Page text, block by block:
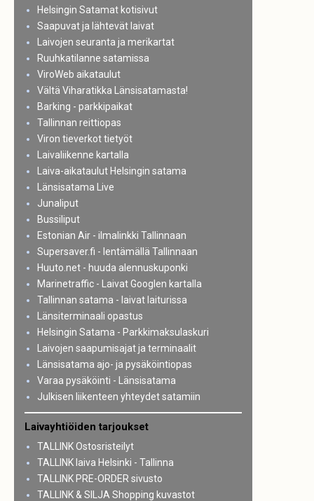
Helsingin Satamat kotisivut
Saapuvat ja lähtevät laivat
Laivojen seuranta ja merikartat
Ruuhkatilanne satamissa
ViroWeb aikataulut
Vältä Viharatikka Länsisatamasta!
Barking - parkkipaikat
Tallinnan reittiopas
Viron tieverkot tietyöt
Laivaliikenne kartalla
Laiva-aikataulut Helsingin satama
Länsisatama Live
Junaliput
Bussiliput
Estonian Air - ilmalinkki Tallinnaan
Supersaver.fi - lentämällä Tallinnaan
Huuto.net - huuda alennuskuponki
Marinetraffic - Laivat Googlen kartalla
Tallinnan satama - laivat laiturissa
Länsiterminaali opastus
Helsingin Satama - Parkkimaksulaskuri
Laivojen saapumisajat ja terminaalit
Länsisatama ajo- ja pysäköintiopas
Varaa pysäköinti - Länsisatama
Julkisen liikenteen yhteydet satamiin
Laivayhtiöiden tarjoukset
TALLINK Ostosristeilyt
TALLINK laiva Helsinki - Tallinna
TALLINK PRE-ORDER sivusto
TALLINK & SILJA Shopping kuvastot